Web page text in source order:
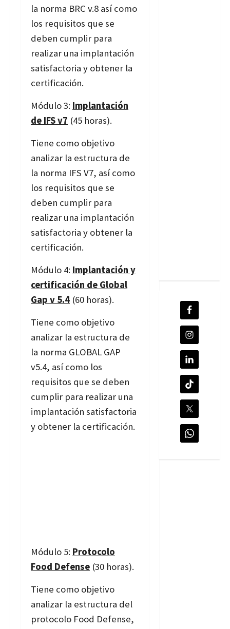
la norma BRC v.8 así como
los requisitos que se
deben cumplir para
realizar una implantación
satisfactoria y obtener la
certificación.
Módulo 3: Implantación
de IFS v7 (45 horas).
Tiene como objetivo
analizar la estructura de
la norma IFS V7, así como
los requisitos que se
deben cumplir para
realizar una implantación
satisfactoria y obtener la
certificación.
Módulo 4: Implantación y
certificación de Global
Gap v 5.4 (60 horas).
Tiene como objetivo
analizar la estructura de
la norma GLOBAL GAP
v5.4, así como los
requisitos que se deben
cumplir para realizar una
implantación satisfactoria
y obtener la certificación.
Módulo 5: Protocolo
Food Defense (30 horas).
Tiene como objetivo
analizar la estructura del
protocolo Food Defense,